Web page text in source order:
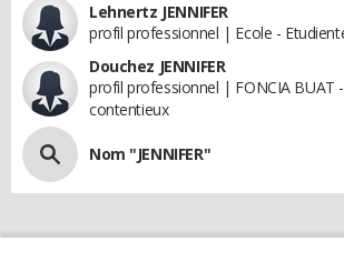
Lehnertz JENNIFER
profil professionnel | Ecole -
Douchez JENNIFER
profil professionnel | FONCIA BUAT
contentieux
Nom "JENNIFER"